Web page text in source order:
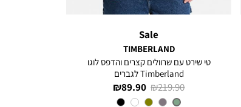
Sale
TIMBERLAND
טי שירט עם שרוולים קצרים והדפס לוגו
Timberland לגברים
מחיר
מוצר
89.90 ₪
מחיר
רגיל
219.90 ₪
צבע
MEDIUM